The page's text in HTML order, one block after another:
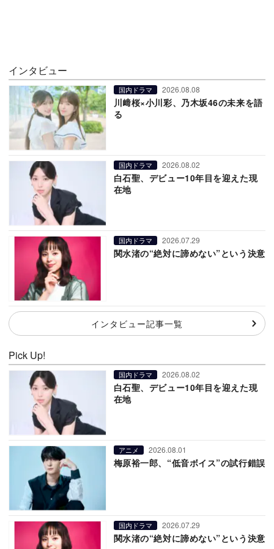
インタビュー
国内ドラマ 2026.08.08
川﨑桜×小川彩、乃木坂46の未来を語
る
国内ドラマ 2026.08.02
白石聖、デビュー10年目を迎えた現
在地
国内ドラマ 2026.07.29
関水渚の“絶対に諦めない”という決意
インタビュー記事一覧
Pick Up!
国内ドラマ 2026.08.02
白石聖、デビュー10年目を迎えた現
在地
アニメ 2026.08.01
梅原裕一郎、“低音ボイス”の試行錯誤
国内ドラマ 2026.07.29
関水渚の“絶対に諦めない”という決意